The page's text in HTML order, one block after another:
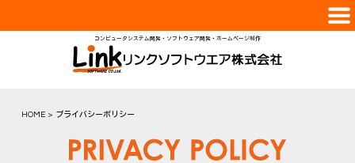
コンピュータシステム開発・ソフトウェア開発・ホームページ制作
実績紹介
HOME プライバシーポリシー